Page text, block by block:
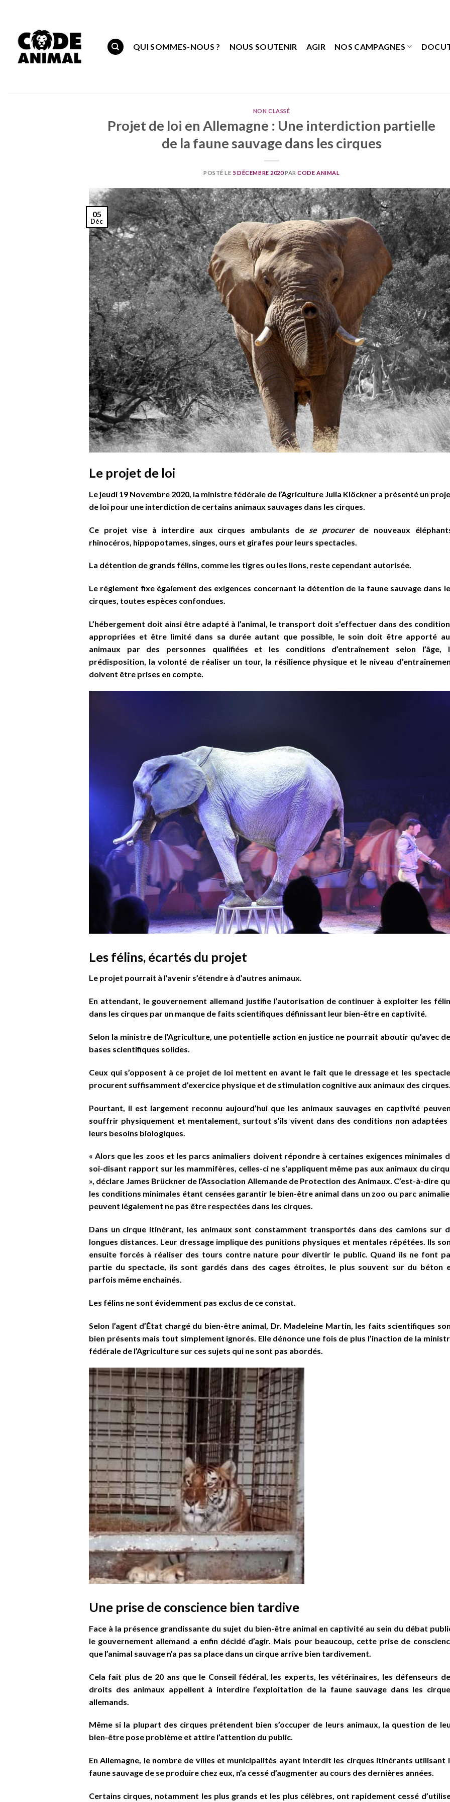
content
QUI SOMMES-NOUS ?
NOUS SOUTENIR AGIR NOS CAMPAGNES
NON CLASSÉ
Projet de loi en Allemagne : Une interdiction partielle
de la faune sauvage dans les cirques
POSTÉ LE 5 DÉCEMBRE 2020PARCODE ANIMAL
05
Déc
Le projet de loi
Le jeudi 19 Novembre 2020, la ministre fédérale de l’Agriculture Julia Klöckner a présenté un
de loi pour une interdiction de certains animaux sauvages dans les cirques.
Ce projet vise à interdire aux cirques ambulants de se procurerde nouveaux
rhinocéros, hippopotames, singes, ours et girafes pour leurs spectacles.
La détention de grands félins, comme les tigres ou les lions, reste cependant autorisée.
Le règlement fixe également des exigences concernant la détention de la faune sauvage dans
cirques, toutes espèces confondues.
L’hébergement doit ainsi être adapté à l’animal, le transport doit s’effectuer dans des
appropriées et être limité dans sa durée autant que possible, le soin doit être apporté
animaux par des personnes qualifiées et les conditions d’entraînement selon l’âge,
prédisposition, la volonté de réaliser un tour, la résilience physique et le niveau
doivent être prises en compte.
Les félins, écartés du projet
Le projet pourrait à l’avenir s’étendre à d’autres animaux.
En attendant, le gouvernement allemand justifie l’autorisation de continuer à exploiter les
dans les cirques par un manque de faits scientifiques définissant leur bien-être en captivité.
Selon la ministre de l’Agriculture, une potentielle action en justice ne pourrait aboutir qu’avec
bases scientifiques solides.
Ceux qui s’opposent à ce projet de loi mettent en avant le fait que le dressage et les
procurent suffisamment d’exercice physique et de stimulation cognitive aux animaux des cirques.
Pourtant, il est largement reconnu aujourd’hui que les animaux sauvages en captivité
souffrir physiquement et mentalement, surtout s’ils vivent dans des conditions non adaptées
leurs besoins biologiques.
« Alors que les zoos et les parcs animaliers doivent répondre à certaines exigences minimales
soi-disant rapport sur les mammifères, celles-ci ne s’appliquent même pas aux animaux du
», déclare James Brückner de l’Association Allemande de Protection des Animaux. C’est-à-dire
les conditions minimales étant censées garantir le bien-être animal dans un zoo ou parc
peuvent légalement ne pas être respectées dans les cirques.
Dans un cirque itinérant, les animaux sont constamment transportés dans des camions sur
longues distances. Leur dressage implique des punitions physiques et mentales répétées. Ils
ensuite forcés à réaliser des tours contre nature pour divertir le public. Quand ils ne font
partie du spectacle, ils sont gardés dans des cages étroites, le plus souvent sur du béton
parfois même enchainés.
Les félins ne sont évidemment pas exclus de ce constat.
Selon l’agent d’État chargé du bien-être animal, Dr. Madeleine Martin, les faits scientifiques
bien présents mais tout simplement ignorés. Elle dénonce une fois de plus l’inaction de la
fédérale de l’Agriculture sur ces sujets qui ne sont pas abordés.
Une prise de conscience bien tardive
Face à la présence grandissante du sujet du bien-être animal en captivité au sein du débat
le gouvernement allemand a enfin décidé d’agir. Mais pour beaucoup, cette prise de
que l’animal sauvage n’a pas sa place dans un cirque arrive bien tardivement.
Cela fait plus de 20 ans que le Conseil fédéral, les experts, les vétérinaires, les défenseurs
droits des animaux appellent à interdire l’exploitation de la faune sauvage dans les
allemands.
Même si la plupart des cirques prétendent bien s’occuper de leurs animaux, la question de
bien-être pose problème et attire l’attention du public.
En Allemagne, le nombre de villes et municipalités ayant interdit les cirques itinérants utilisant
faune sauvage de se produire chez eux, n’a cessé d’augmenter au cours des dernières années.
Certains cirques, notamment les plus grands et les plus célèbres, ont rapidement cessé